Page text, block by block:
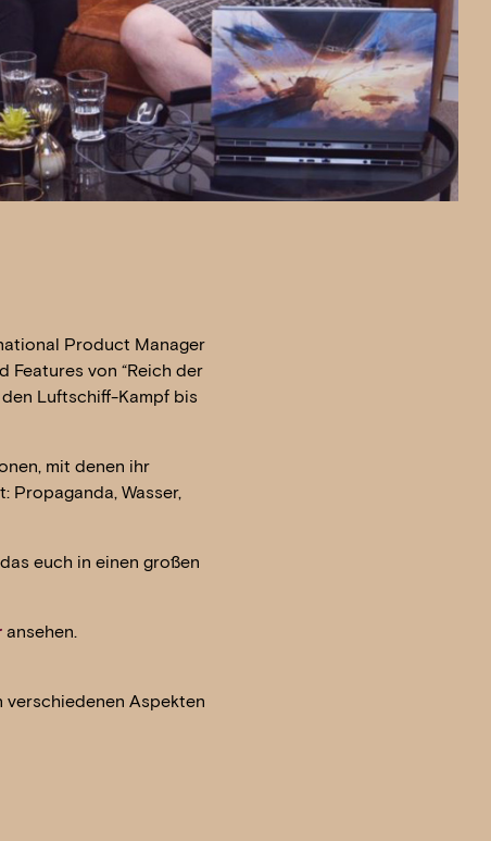
Product Manager
Features von “Reich der
Luftschiff-Kampf bis
mit denen ihr
Propaganda, Wasser,
euch in einen großen
ansehen.
verschiedenen Aspekten